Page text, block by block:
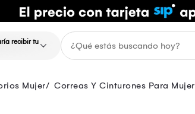
recibir tu
Mujer Correas Y Cinturones Para Mujer